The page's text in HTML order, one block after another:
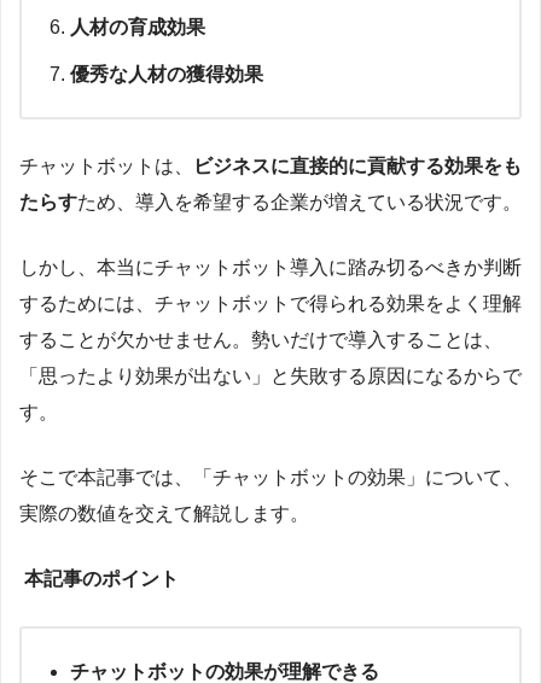
人材の育成効果
優秀な人材の獲得効果
チャットボットは、
ビジネスに直接的に貢献する効果をも
たらすため、導入を希望する企業が増えている状況です。
しかし、本当にチャットボット導入に踏み切るべきか判断
するためには、チャットボットで得られる効果をよく理解
することが欠かせません。勢いだけで導入することは、
「思ったより効果が出ない」と失敗する原因になるからで
す。
そこで本記事では、「チャットボットの効果」について、
実際の数値を交えて解説します。
本記事のポイント
チャットボットの効果が理解できる